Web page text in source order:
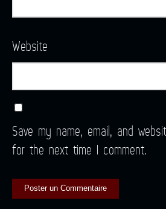
Website
Save my name, email, and
for the next time I comment.